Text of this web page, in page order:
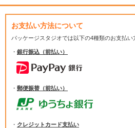
お支払い方法について
パッケージスタジオでは以下の4種類のお支払い
・ 銀行振込（前払い）
・ 郵便振替（前払い）
・ クレジットカード支払い